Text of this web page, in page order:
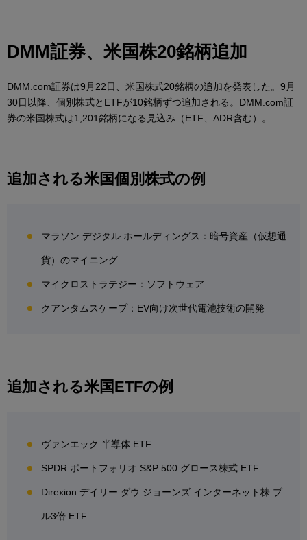
DMM証券、米国株20銘柄追加
DMM.com証券は9月22日、米国株式20銘柄の追加を発表した。9月
30日以降、個別株式とETFが10銘柄ずつ追加される。DMM.com証
券の米国株式は1,201銘柄になる見込み（ETF、ADR含む）。
追加される米国個別株式の例
マラソン デジタル ホールディングス：暗号資産（仮想通
貨）のマイニング
マイクロストラテジー：ソフトウェア
クアンタムスケープ：EV向け次世代電池技術の開発
追加される米国ETFの例
ヴァンエック 半導体 ETF
SPDR ポートフォリオ S&P 500 グロース株式 ETF
Direxion デイリー ダウ ジョーンズ インターネット株 ブ
ル3倍 ETF